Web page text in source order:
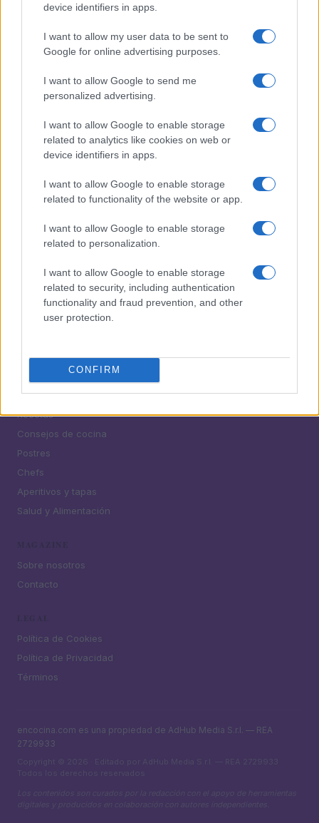
device identifiers in apps.
I want to allow my user data to be sent to
Google for online advertising purposes.
I want to allow Google to send me
personalized advertising.
I want to allow Google to enable storage
related to analytics like cookies on web or
device identifiers in apps.
I want to allow Google to enable storage
related to functionality of the website or app.
I want to allow Google to enable storage
related to personalization.
I want to allow Google to enable storage
related to security, including authentication
functionality and fraud prevention, and other
user protection.
CONFIRM
y sabrosa
en casa
pizzas
Cómo cocinar pasta al dente sin aceite: proporciones,
sal y tiempos
Cómo lograr alveolos espectaculares y aromas
intensos en tus masas
SECCIONES
Recetas
Consejos de cocina
Postres
Chefs
Aperitivos y tapas
Salud y Alimentación
Sobre nosotros
Contacto
Política de Cookies
Política de Privacidad
Términos
encocina.com es una propiedad de AdHub Media S.r.l. — REA
2729933
Copyright © 2026 · Editado por AdHub Media S.r.l. — REA 2729933
Todos los derechos reservados
Los contenidos son curados por la redacción con el apoyo de herramientas
digitales y producidos en colaboración con autores independientes.